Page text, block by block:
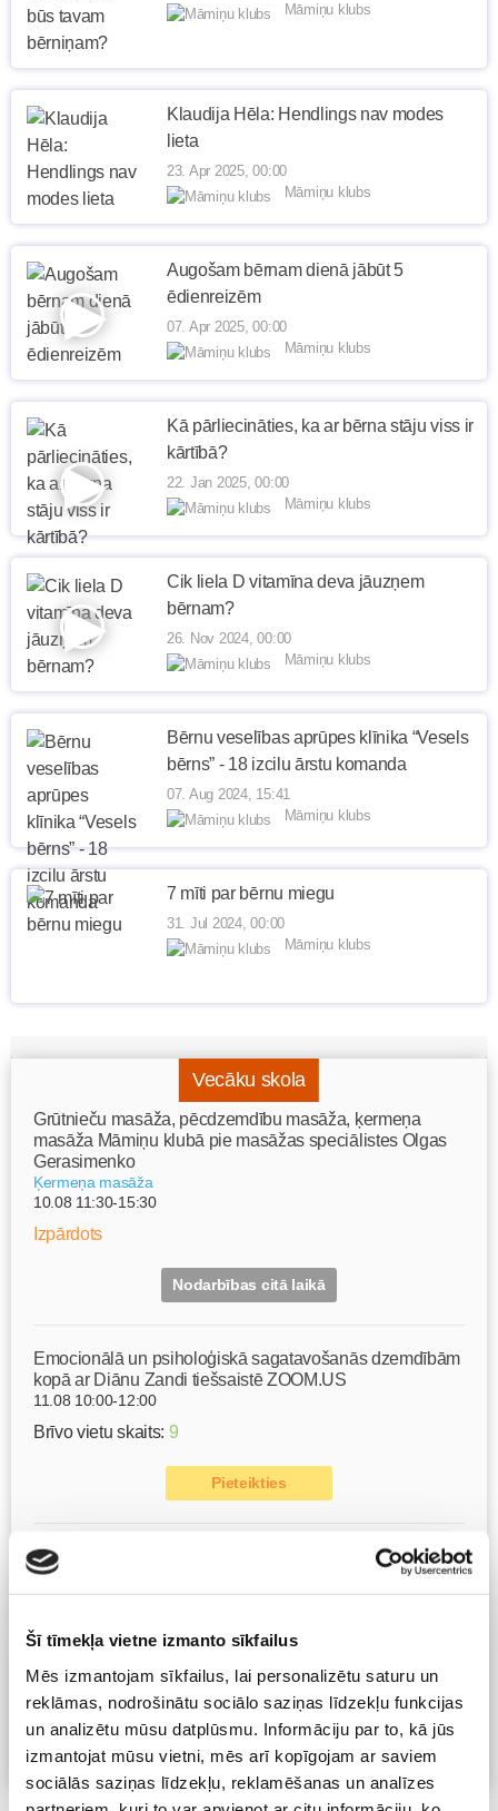
Šī tīmekļa vietne izmanto sīkfailus
Mēs izmantojam sīkfailus, lai personalizētu saturu un
reklāmas, nodrošinātu sociālo saziņas līdzekļu funkcijas
un analizētu mūsu datplūsmu. Informāciju par to, kā jūs
izmantojat mūsu vietni, mēs arī kopīgojam ar saviem
sociālās saziņas līdzekļu, reklamēšanas un analīzes
Māmiņu klubs
Klaudija Hēla: Hendlings nav modes
lieta
23. Apr 2025, 00:00
Māmiņu klubs
Augošam bērnam dienā jābūt 5
ēdienreizēm
07. Apr 2025, 00:00
Māmiņu klubs
Kā pārliecināties, ka ar bērna stāju viss ir
kārtībā?
22. Jan 2025, 00:00
Māmiņu klubs
Cik liela D vitamīna deva jāuzņem
bērnam?
26. Nov 2024, 00:00
Māmiņu klubs
Bērnu veselības aprūpes klīnika “Vesels
bērns” - 18 izcilu ārstu komanda
07. Aug 2024, 15:41
Māmiņu klubs
7 mīti par bērnu miegu
31. Jul 2024, 00:00
Māmiņu klubs
Vecāku skola
Grūtnieču masāža, pēcdzemdību masāža, ķermeņa
masāža Māmiņu klubā pie masāžas speciālistes Olgas
Gerasimenko
Ķermeņa masāža
10.08 11:30-15:30
Izpārdots
Nodarbības citā laikā
Emocionālā un psiholoģiskā sagatavošanās dzemdībām
kopā ar Diānu Zandi tiešsaistē ZOOM.US
11.08 10:00-12:00
Brīvo vietu skaits: 9
Pieteikties
Kā bērnam iekļauties klasē ar dažādiem bērniem?
Diānas Zandes lekcija TIEŠSAISTĒ
11.08 12:30-14:30
Brīvo vietu skaits:
Pieteikties
Visas nodarbības